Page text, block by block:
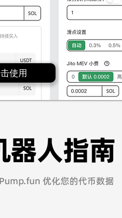
使用
器人指南
优化您的代币数据